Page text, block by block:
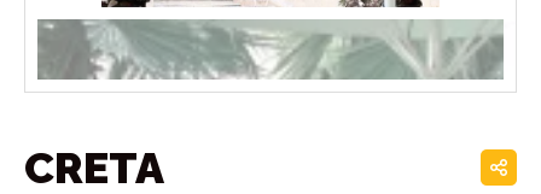
CRETA